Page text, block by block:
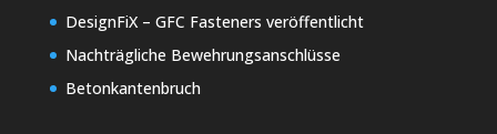
DesignFiX – GFC Fasteners veröffentlicht
Nachträgliche Bewehrungsanschlüsse
Betonkantenbruch